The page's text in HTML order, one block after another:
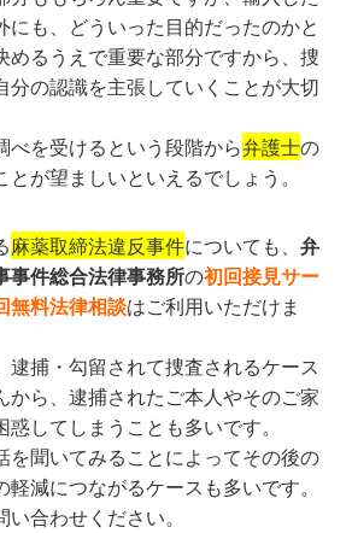
にも、どういった目的だったのかと
めるうえで重要な部分ですから、捜
分の認識を主張していくことが大切
べを受けるという段階から弁護士の
が望ましいといえるでしょう。
麻薬取締法違反事件についても、弁
事件総合法律事務所の初回接見サー
無料法律相談はご利用いただけま
逮捕・勾留されて捜査されるケース
から、逮捕されたご本人やそのご家
してしまうことも多いです。
を聞いてみることによってその後の
減につながるケースも多いです。
合わせください。